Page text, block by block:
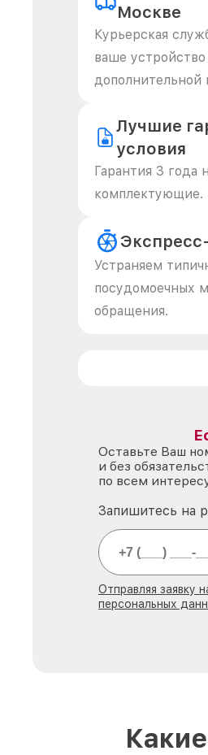
Москве
Курьерская
ваше устройство
дополнительной
Лучшие
условия
Гарантия 3 года
комплектующие.
Устраняем
посудомоечных
обращения.
Оставьте Ваш
и без
по всем
Запишитесь на
Отправляя заявку
персональных